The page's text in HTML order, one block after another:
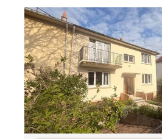
METZ 57
77,24 m2, 4 pièces
Ref : 38248
Appartement F4 à louer
869 €
par mois charges comprises
Visiter le site dédié